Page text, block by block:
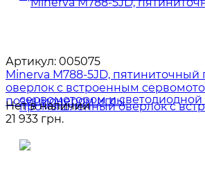
Артикул: 005075
Minerva M788-5JD,
оверлок с встроенным
позиционером иглы
Нет в наличии
21 933 грн.